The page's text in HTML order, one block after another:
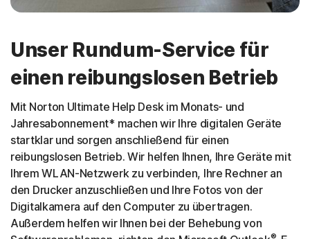
Unser Rundum-Service für
einen reibungslosen Betrieb
Mit Norton Ultimate Help Desk im Monats- und
Jahresabonnement* machen wir Ihre digitalen Geräte
startklar und sorgen anschließend für einen
reibungslosen Betrieb. Wir helfen Ihnen, Ihre Geräte mit
Ihrem WLAN-Netzwerk zu verbinden, Ihre Rechner an
den Drucker anzuschließen und Ihre Fotos von der
Digitalkamera auf den Computer zu übertragen.
Außerdem helfen wir Ihnen bei der Behebung von
®